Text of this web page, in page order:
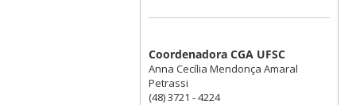
Coordenadora CGA UFSC
Anna Cecília Mendonça Amaral
Petrassi
(48) 3721 - 4224